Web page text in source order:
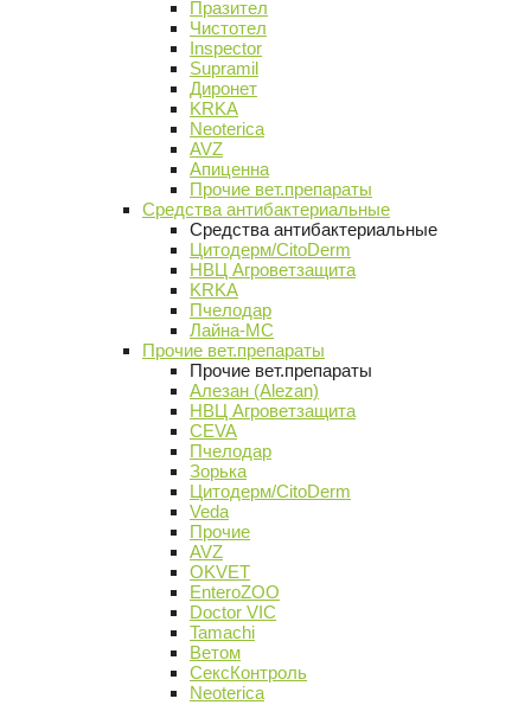
Празител
Чистотел
Inspector
Supramil
Диронет
KRKA
Neoterica
AVZ
Апиценна
Прочие вет.препараты
Средства антибактериальные
Средства антибактериальные
Цитодерм/CitoDerm
НВЦ Агроветзащита
KRKA
Пчелодар
Лайна-МС
Прочие вет.препараты
Прочие вет.препараты
Алезан (Alezan)
НВЦ Агроветзащита
CEVA
Пчелодар
Зорька
Цитодерм/CitoDerm
Veda
Прочие
AVZ
OKVET
EnteroZOO
Doctor VIC
Tamachi
Ветом
СексКонтроль
Neoterica